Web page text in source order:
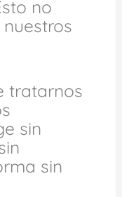
no
tratarnos
sin
sin